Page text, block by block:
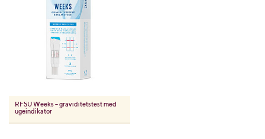
RFSU Weeks – graviditetstest med
ugeindikator